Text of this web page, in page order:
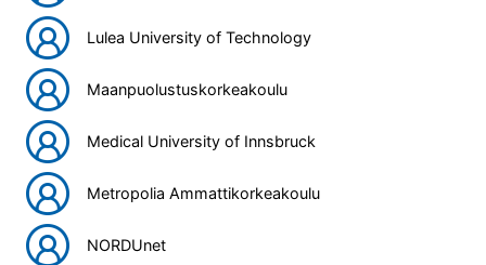
Lulea University of Technology
Maanpuolustuskorkeakoulu
Medical University of Innsbruck
Metropolia Ammattikorkeakoulu
NORDUnet